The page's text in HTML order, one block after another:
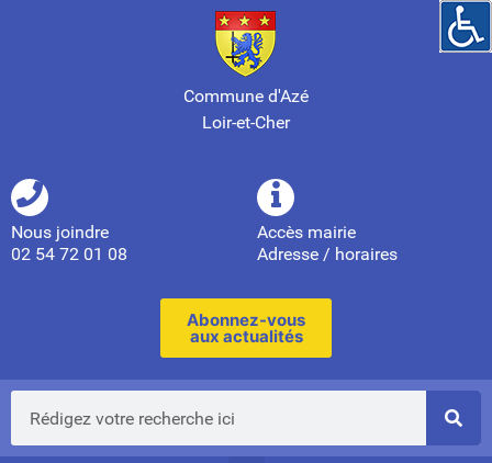
Commune d'Azé
Loir-et-Cher
Nous joindre
02 54 72 01 08
Accès mairie
Adresse / horaires
Abonnez-vous
aux actualités